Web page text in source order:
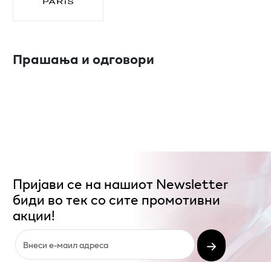
Прашања и одговори
Пријави се на нашиот Newsletter
биди во тек со сите промотивни
акции!